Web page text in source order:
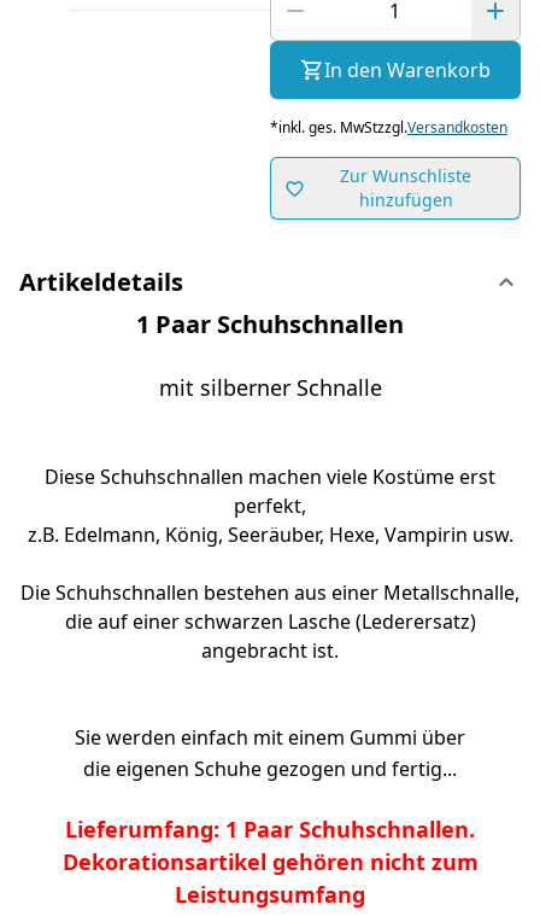
In den Warenkorb
*inkl. ges. MwStzzgl.Versandkosten
Zur Wunschliste
hinzufügen
Artikeldetails
1 Paar Schuhschnallen
mit silberner Schnalle
Diese Schuhschnallen machen viele Kostüme erst
perfekt,
z.B. Edelmann, König, Seeräuber, Hexe, Vampirin usw.
Die Schuhschnallen bestehen aus einer Metallschnalle,
die auf einer schwarzen Lasche (Lederersatz)
angebracht ist.
Sie werden einfach mit einem Gummi über
die eigenen Schuhe gezogen und fertig...
Lieferumfang: 1 Paar Schuhschnallen.
Dekorationsartikel gehören nicht zum
Leistungsumfang